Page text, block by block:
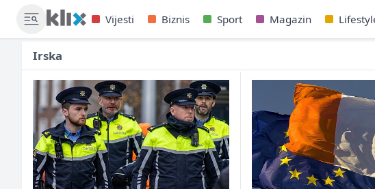
Vijesti Biznis Sport Magazin
Irska